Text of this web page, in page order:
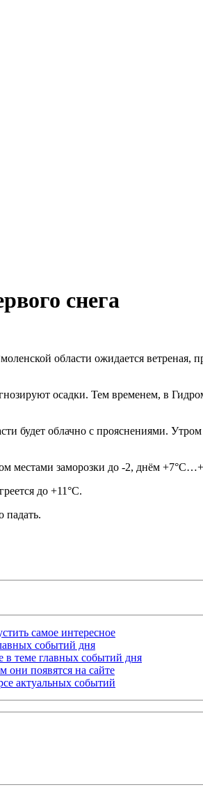
снега
области ожидается ветреная,
осадки. Тем временем, в
будет облачно с прояснениями.
местами заморозки до -2, днём
до +11°C.
падать.
самое интересное
событий дня
в теме главных событий дня
они появятся на сайте
актуальных событий